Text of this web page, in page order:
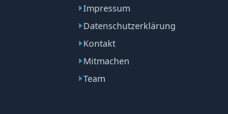
Impressum
Datenschutzerklärung
Kontakt
Mitmachen
Team